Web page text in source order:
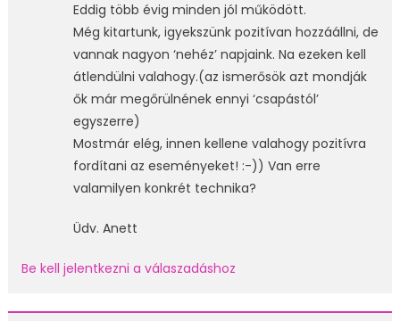
Eddig több évig minden jól működött.
Még kitartunk, igyekszünk pozitívan hozzáállni, de
vannak nagyon ‘nehéz’ napjaink. Na ezeken kell
átlendülni valahogy.(az ismerősök azt mondják
ők már megőrülnének ennyi ‘csapástól’
egyszerre)
Mostmár elég, innen kellene valahogy pozitívra
fordítani az eseményeket! :-)) Van erre
valamilyen konkrét technika?
Üdv. Anett
Be kell jelentkezni a válaszadáshoz